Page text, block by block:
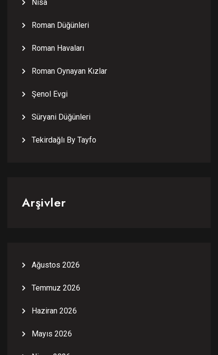
Nisa
Roman Düğünleri
Roman Havaları
Roman Oynayan Kızlar
Şenol Evgi
Süryani Düğünleri
Tekirdağlı By Tayfo
Arşivler
Ağustos 2026
Temmuz 2026
Haziran 2026
Mayıs 2026